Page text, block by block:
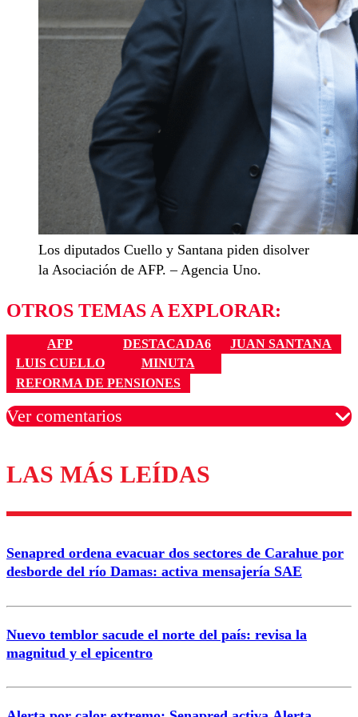
Los diputados Cuello y Santana piden disolver
la Asociación de AFP. – Agencia Uno.
OTROS TEMAS A EXPLORAR:
AFP DESTACADA6
JUAN SANTANA
LUIS CUELLO
MINUTA
REFORMA DE PENSIONES
Ver comentarios
Los comentarios son moderados para garantizar un
diálogo respetuoso.
Correo
LAS MÁS LEÍDAS
Senapred ordena evacuar dos sectores de Carahue por
desborde del río Damas: activa mensajería SAE
Nuevo temblor sacude el norte del país: revisa la
magnitud y el epicentro